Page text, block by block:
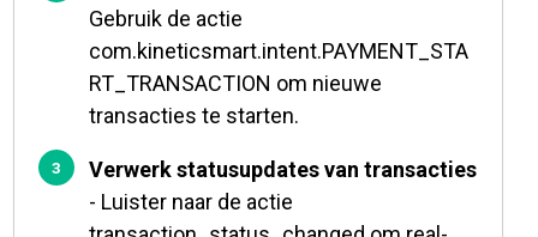
Gebruik de actie
com.kineticsmart.intent.PAYMENT_STA
RT_TRANSACTION om nieuwe
transacties te starten.
Verwerk statusupdates van transacties
- Luister naar de actie